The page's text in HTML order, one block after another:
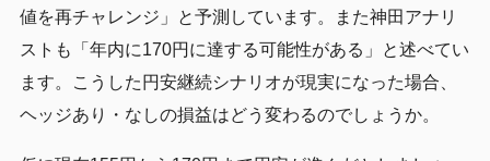
値を再チャレンジ」と予測しています。また神田アナリ
ストも「年内に170円に達する可能性がある」と述べてい
ます。こうした円安継続シナリオが現実になった場合、
ヘッジあり・なしの損益はどう変わるのでしょうか。